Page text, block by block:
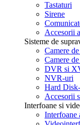
Tastaturi
Sirene
Accesorii
Sisteme de
Camere
Camere
DVR si
NVR-uri
Hard
Accesorii
Interfoane si
Interfoane